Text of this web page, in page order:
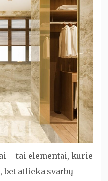
– tai elementai, kurie
bet atlieka svarbų